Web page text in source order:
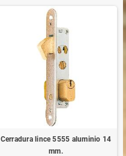
Cerradura lince 5555 aluminio 14
mm.